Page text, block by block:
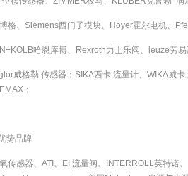
格、Siemens西门子模块、Hoyer霍尔电机、
哈恩库博、Rexroth力士乐阀、leuze劳
威格勒 传感器；SIKA西卡 流量计、WIKA威
；
势品牌
传感器、ATI、EI 流量阀、INTERROLL英特诺